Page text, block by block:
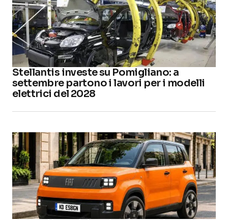
Stellantis investe su Pomigliano: a
settembre partono i lavori per i modelli
elettrici del 2028